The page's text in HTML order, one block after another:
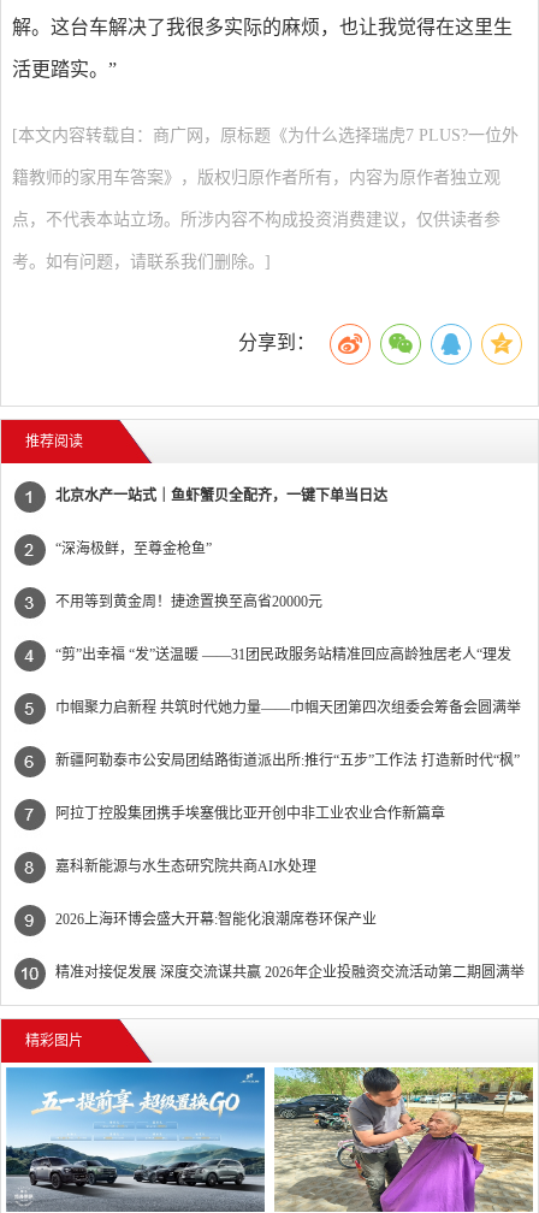
解。这台车解决了我很多实际的麻烦，也让我觉得在这里生
活更踏实。”
[本文内容转载自：商广网，原标题《为什么选择瑞虎7 PLUS?一位外
籍教师的家用车答案》，版权归原作者所有，内容为原作者独立观
点，不代表本站立场。所涉内容不构成投资消费建议，仅供读者参
考。如有问题，请联系我们删除。]
分享到：
推荐阅读
北京水产一站式｜鱼虾蟹贝全配齐，一键下单当日达
“深海极鲜，至尊金枪鱼”
不用等到黄金周！捷途置换至高省20000元
“剪”出幸福 “发”送温暖 ——31团民政服务站精准回应高龄独居老人“理发
难”
巾帼聚力启新程 共筑时代她力量——巾帼天团第四次组委会筹备会圆满举
办
新疆阿勒泰市公安局团结路街道派出所:推行“五步”工作法 打造新时代“枫”
景线
阿拉丁控股集团携手埃塞俄比亚开创中非工业农业合作新篇章
嘉科新能源与水生态研究院共商AI水处理
2026上海环博会盛大开幕:智能化浪潮席卷环保产业
精准对接促发展 深度交流谋共赢 2026年企业投融资交流活动第二期圆满举
精彩图片